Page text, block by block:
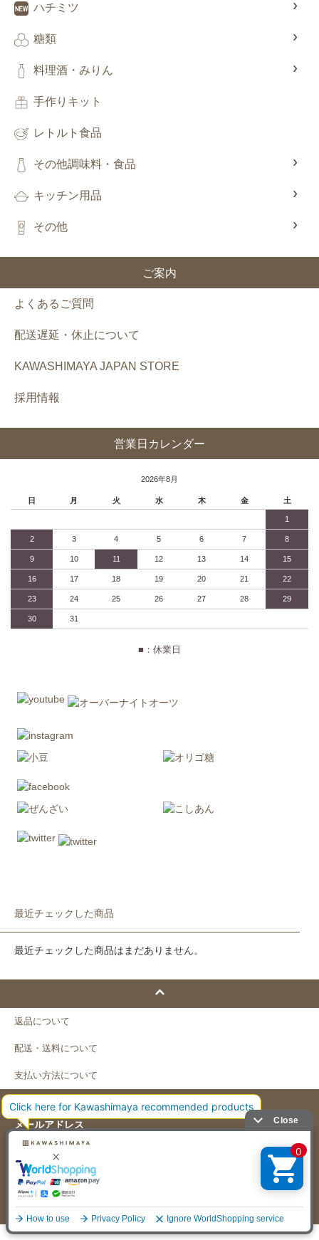
ハチミツ
糖類
料理酒・みりん
手作りキット
レトルト食品
その他調味料・食品
キッチン用品
その他
ご案内
よくあるご質問
配送遅延・休止について
KAWASHIMAYA JAPAN STORE
採用情報
営業日カレンダー
2026年8月
日 月 火 水 木 金 土
1
2 3 4 5 6 7 8
9 10 11 12 13 14 15
16 17 18 19 20 21 22
23 24 25 26 27 28 29
30 31
■：休業日
最近チェックした商品
最近チェックした商品はまだありません。
返品について
配送・送料について
支払い方法について
メールアドレス
shop@kawashima-ya.jp
販売業者
株式会社東旗